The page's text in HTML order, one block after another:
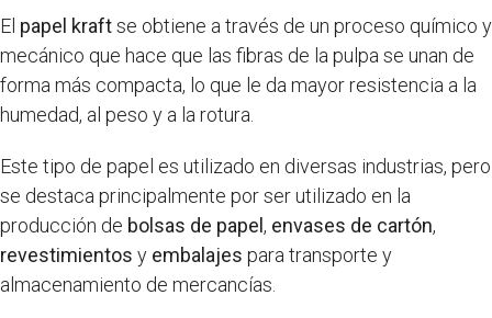
El papel kraftse obtiene a través de un proceso químico y
mecánico que hace que las fibras de la pulpa se unan de
forma más compacta, lo que le da mayor resistencia a la
humedad, al peso y a la rotura.
Este tipo de papel es utilizado en diversas industrias, pero
se destaca principalmente por ser utilizado en la
producción de bolsas de papel, envases de cartón,
revestimientos y embalajes para transporte y
almacenamiento de mercancías.